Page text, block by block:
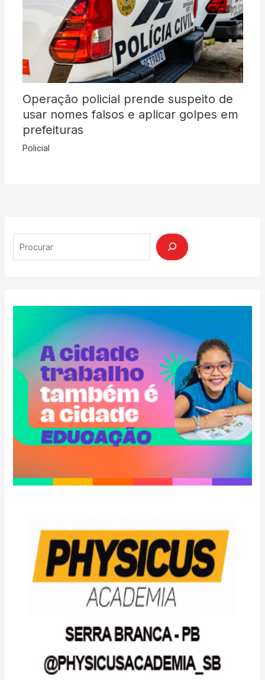
Operação policial prende suspeito de
usar nomes falsos e aplicar golpes em
prefeituras
Policial